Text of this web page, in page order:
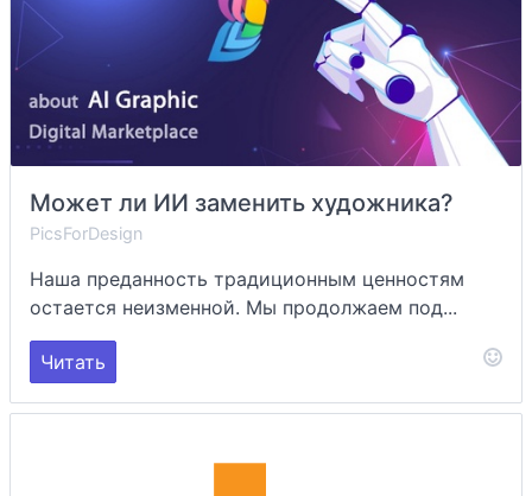
Может ли ИИ заменить художника?
PicsForDesign
Наша преданность традиционным ценностям
остается неизменной. Мы продолжаем под...
Читать